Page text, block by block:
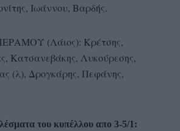
Ιωάννου, Βαρδής.
(Λάιος): Κρέτσης,
Κατσανεβάκης, Λυκούρεσης,
(λ), Δρογκάρης, Πεφάνης,
του κυπέλλου απο 3-5/1: